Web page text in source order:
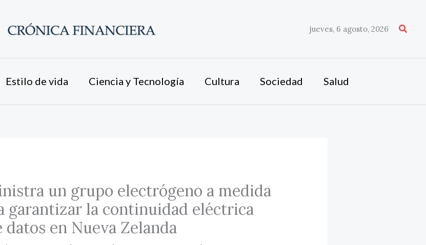
jueves, 6 agosto, 2026
Estilo de vida Ciencia y Tecnología Cultura Sociedad Salud
un grupo electrógeno a medida
garantizar la continuidad eléctrica
en Nueva Zelanda